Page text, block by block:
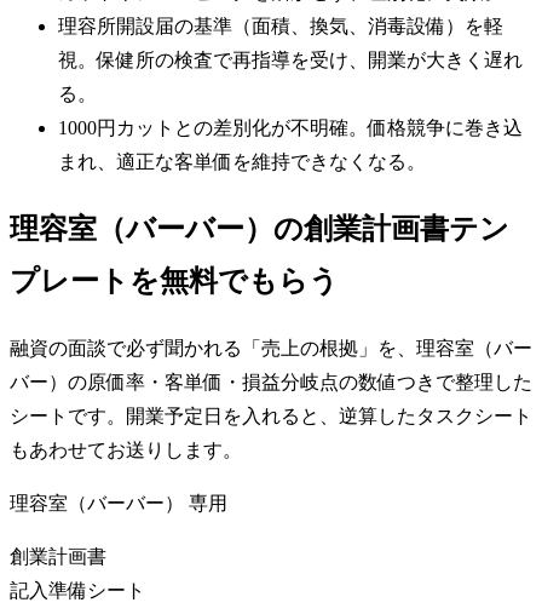
理容所開設届の基準（面積、換気、消毒設備）を軽
視。保健所の検査で再指導を受け、開業が大きく遅れ
る。
1000円カットとの差別化が不明確。価格競争に巻き込
まれ、適正な客単価を維持できなくなる。
理容室（バーバー）の創業計画書テン
プレートを無料でもらう
融資の面談で必ず聞かれる「売上の根拠」を、理容室（バー
バー）の原価率・客単価・損益分岐点の数値つきで整理した
シートです。開業予定日を入れると、逆算したタスクシート
もあわせてお送りします。
理容室（バーバー） 専用
創業計画書
記入準備シート